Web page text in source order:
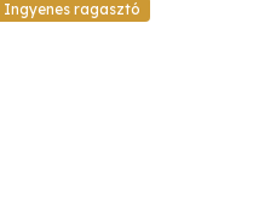
Ingyenes ragasztó